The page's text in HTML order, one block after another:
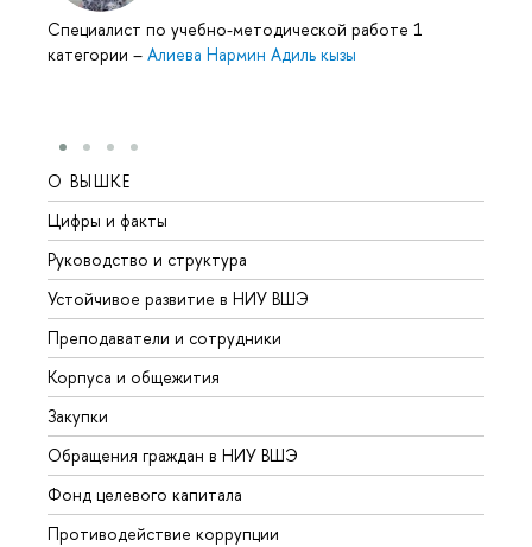
Специалист по учебно-методической работе 1
категории – Алиева Нармин Адиль кызы
О ВЫШКЕ
Цифры и факты
Руководство и структура
Устойчивое развитие в НИУ ВШЭ
Преподаватели и сотрудники
Корпуса и общежития
Закупки
Обращения граждан в НИУ ВШЭ
Фонд целевого капитала
Противодействие коррупции